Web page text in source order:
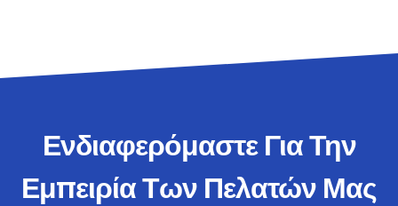
Ενδιαφερόμαστε Για Την
Εμπειρία Των Πελατών Μας